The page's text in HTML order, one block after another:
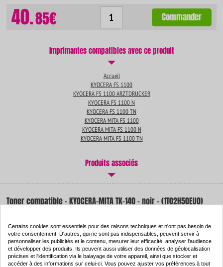
40.85€ Commander
Imprimantes compatibles avec ce produit
Accueil
KYOCERA FS 1100
KYOCERA FS 1100 ARZTDRUCKER
KYOCERA FS 1100 N
KYOCERA FS 1100 TN
KYOCERA MITA FS 1100
KYOCERA MITA FS 1100 N
KYOCERA MITA FS 1100 TN
Produits associés
Toner compatible - KYOCERA-MITA TK-140 - noir - (1T02H50EU0)
Capacité :4000 pages
ISO 9001 / ISO 14001
-59%
Par rapport à la
marque
Certains cookies sont essentiels pour des raisons techniques et n'ont pas besoin de
votre consentement. D'autres, qui ne sont pas indispensables, peuvent servir à
personnaliser les publicités et le contenu, mesurer leur efficacité, analyser l'audience
et développer des produits. Ils peuvent aussi utiliser des données de géolocalisation
précises et l'identification via le balayage de votre appareil, ainsi que stocker et
accéder à des informations sur celui-ci. Vous pouvez ajuster vos préférences à tout